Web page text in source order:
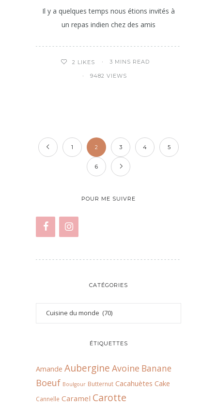
Il y a quelques temps nous étions invités à
un repas indien chez des amis
2 LIKES 3 MINS READ
9482 VIEWS
1 2 3 4 5
6
POUR ME SUIVRE
CATÉGORIES
ÉTIQUETTES
Amande Aubergine Avoine Banane
Boeuf Boulgour Butternut Cacahuètes Cake
Cannelle Caramel Carotte